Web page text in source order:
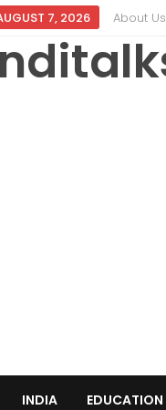
7, 2026 About Us
INDIA EDUCATION